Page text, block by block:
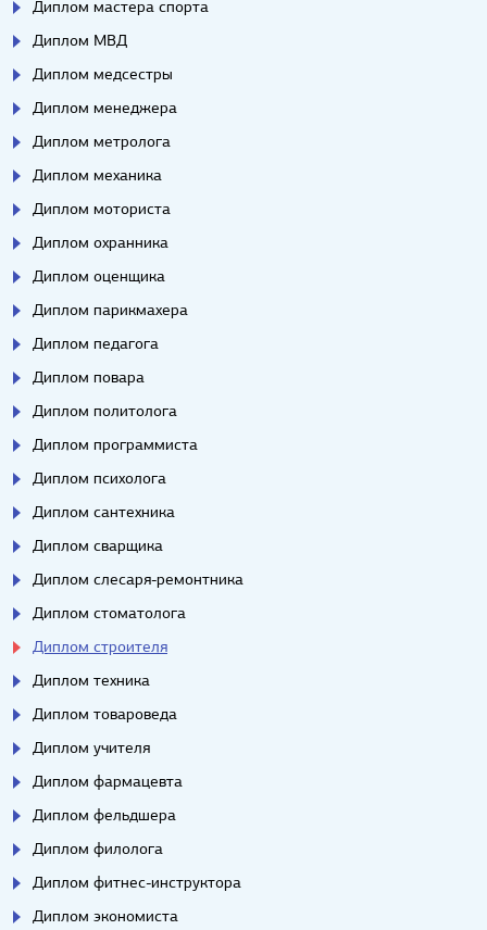
Диплом мастера спорта
Диплом МВД
Диплом медсестры
Диплом менеджера
Диплом метролога
Диплом механика
Диплом моториста
Диплом охранника
Диплом оценщика
Диплом парикмахера
Диплом педагога
Диплом повара
Диплом политолога
Диплом программиста
Диплом психолога
Диплом сантехника
Диплом сварщика
Диплом слесаря-ремонтника
Диплом стоматолога
Диплом строителя
Диплом техника
Диплом товароведа
Диплом учителя
Диплом фармацевта
Диплом фельдшера
Диплом филолога
Диплом фитнес-инструктора
Диплом экономиста